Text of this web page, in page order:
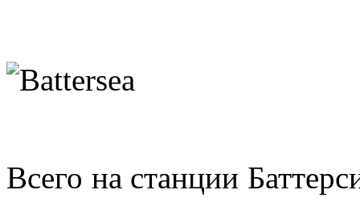
Всего на станции